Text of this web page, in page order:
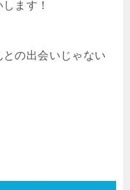
ます！
との出会いじゃない